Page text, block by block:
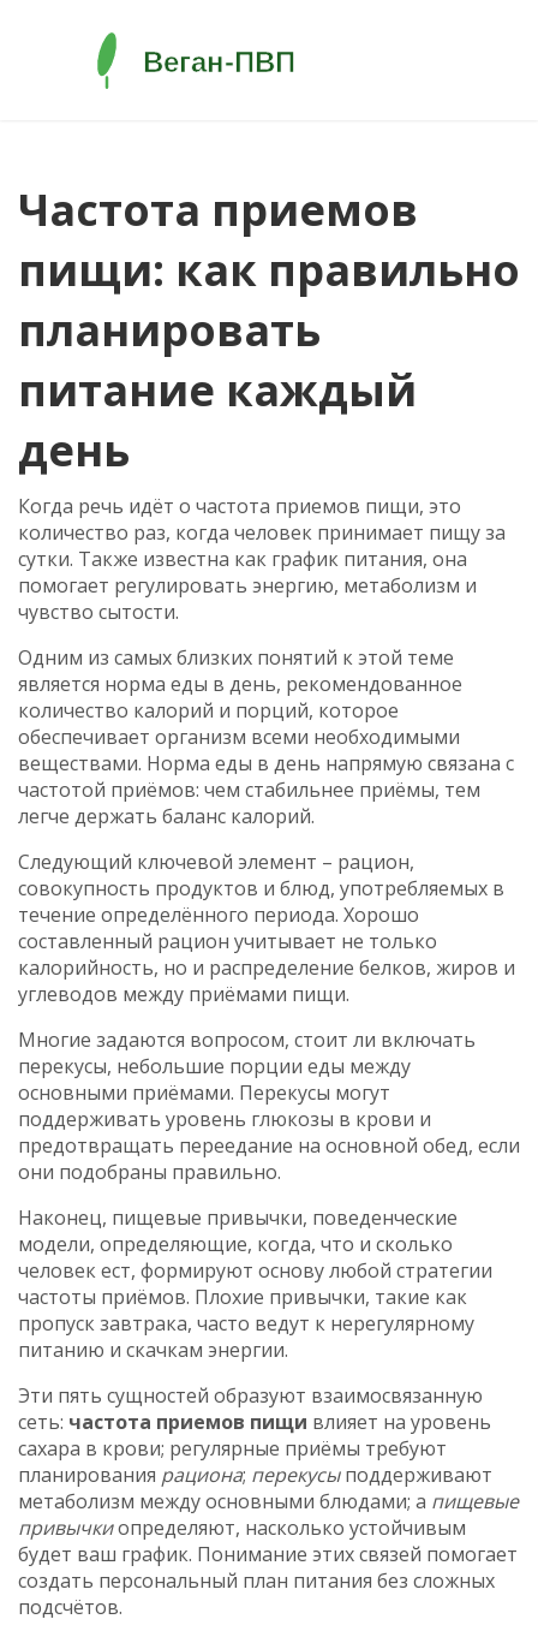
Частота приемов
пищи: как правильно
планировать
питание каждый
день
Когда речь идёт о частота приемов пищи, это
количество раз, когда человек принимает пищу за
сутки. Также известна как график питания, она
помогает регулировать энергию, метаболизм и
чувство сытости.
Одним из самых близких понятий к этой теме
является норма еды в день, рекомендованное
количество калорий и порций, которое
обеспечивает организм всеми необходимыми
веществами. Норма еды в день напрямую связана с
частотой приёмов: чем стабильнее приёмы, тем
легче держать баланс калорий.
Следующий ключевой элемент – рацион,
совокупность продуктов и блюд, употребляемых в
течение определённого периода. Хорошо
составленный рацион учитывает не только
калорийность, но и распределение белков, жиров и
углеводов между приёмами пищи.
Многие задаются вопросом, стоит ли включать
перекусы, небольшие порции еды между
основными приёмами. Перекусы могут
поддерживать уровень глюкозы в крови и
предотвращать переедание на основной обед, если
они подобраны правильно.
Наконец, пищевые привычки, поведенческие
модели, определяющие, когда, что и сколько
человек ест, формируют основу любой стратегии
частоты приёмов. Плохие привычки, такие как
пропуск завтрака, часто ведут к нерегулярному
питанию и скачкам энергии.
Эти пять сущностей образуют взаимосвязанную
сеть: частота приемов пищи влияет на уровень
сахара в крови; регулярные приёмы требуют
планирования рациона; перекусыподдерживают
метаболизм между основными блюдами; а пищевые
привычкиопределяют, насколько устойчивым
будет ваш график. Понимание этих связей помогает
создать персональный план питания без сложных
подсчётов.